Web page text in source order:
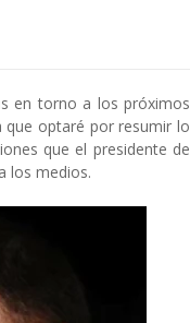
en torno a los próximos
que optaré por resumir lo
que el presidente de
los medios.